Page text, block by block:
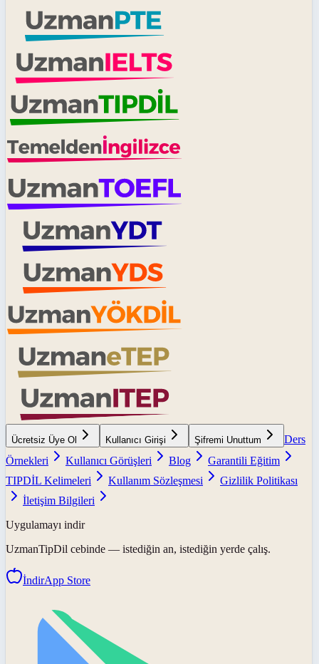
Ücretsiz Üye Ol Kullanıcı Girişi Şifremi Unuttum
Ders
Örnekleri
Kullanıcı Görüşleri Blog
Garantili Eğitim
TIPDİL Kelimeleri
Kullanım Sözleşmesi
Gizlilik Politikası
İletişim Bilgileri
Uygulamayı indir
UzmanTipDil cebinde — istediğin an, istediğin yerde çalış.
İndirApp Store